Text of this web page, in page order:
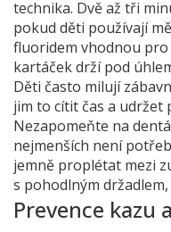
technika. Dvě až tři
pokud děti používají
fluoridem vhodnou pro
kartáček drží pod
Děti často milují
jim to cítit čas a udržet
Nezapomeňte na
nejmenších není
jemně proplétat mezi
s pohodlným
Prevence kazu